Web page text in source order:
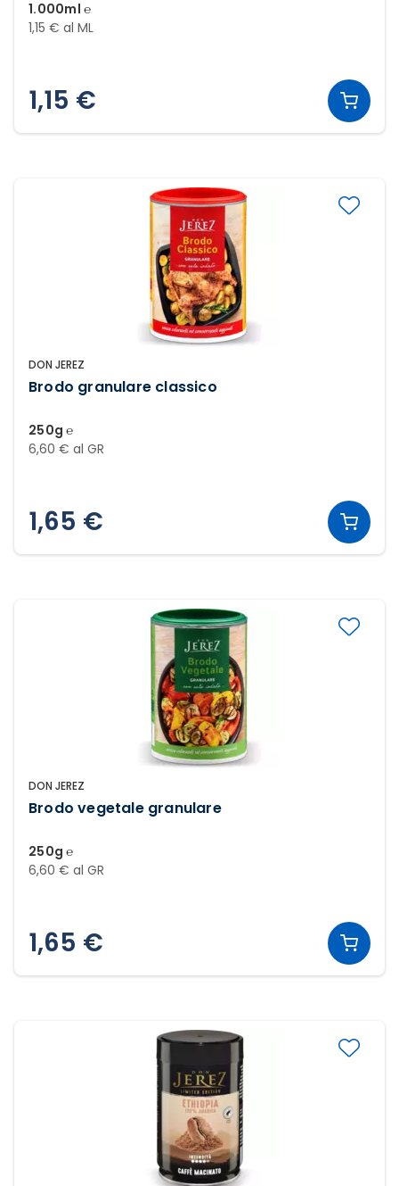
1.000ml ℮
1,15 € al ML
1,15 €
DON JEREZ
Brodo granulare classico
250g ℮
6,60 € al GR
1,65 €
DON JEREZ
Brodo vegetale granulare
250g ℮
6,60 € al GR
1,65 €